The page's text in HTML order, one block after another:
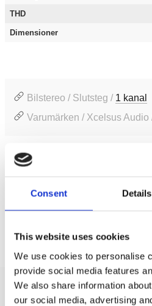
Consent Details
This website uses cookies
We use cookies to personalise
provide social media features
We also share information
our social media, advertising
THD
Dimensioner
Bilstereo / Slutsteg / 1 kanal
Varumärken / Xcelsus Audio
Produktinformation
Magma2200.1DBlack
Prishistorik
Lägsta pris de senaste 30